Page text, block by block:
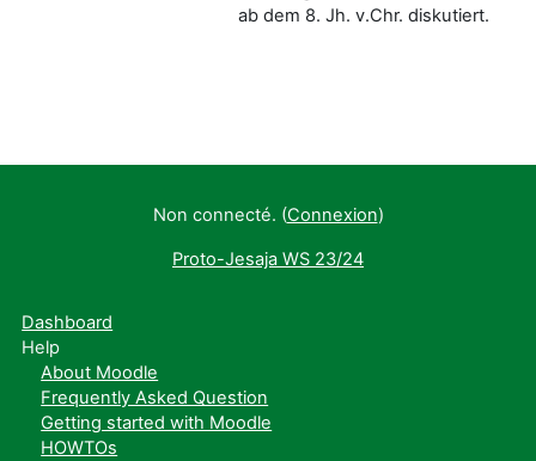
ab dem 8. Jh. v.Chr. diskutiert.
Non connecté. (Connexion)
Proto-Jesaja WS 23/24
Dashboard
Help
About Moodle
Frequently Asked Question
Getting started with Moodle
HOWTOs